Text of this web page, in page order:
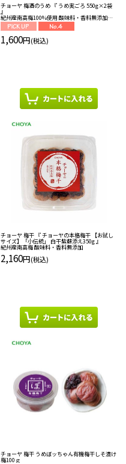
チョーヤ 梅酒のうめ 『 うめ実ごろ 550g×2袋
』
紀州産南高梅100%使用 酸味料・香料無添加
【通販限定】
1,600円(税込)
チョーヤ 梅干 『 チョーヤの本格梅干 【お試し
サイズ】「小伝統」 白干紫蘇添え350g 』
紀州産南高梅 酸味料・香料無添加
2,160円(税込)
チョーヤ 梅干 うめぼッちゃん有機梅干しそ漬け
梅100ｇ